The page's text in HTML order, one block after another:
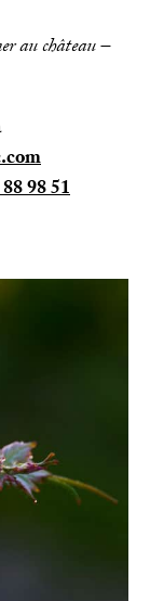
au château –
98 51